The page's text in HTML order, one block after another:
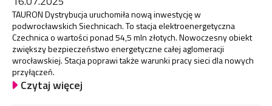
TAURON Dystrybucja uruchomiła nową inwestycję w
podwrocławskich Siechnicach. To stacja elektroenergetyczna
Czechnica o wartości ponad 54,5 mln złotych. Nowoczesny obiekt
zwiększy bezpieczeństwo energetyczne całej aglomeracji
wrocławskiej. Stacja poprawi także warunki pracy sieci dla nowych
przyłączeń.
Czytaj więcej